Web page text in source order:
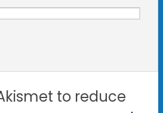
to reduce